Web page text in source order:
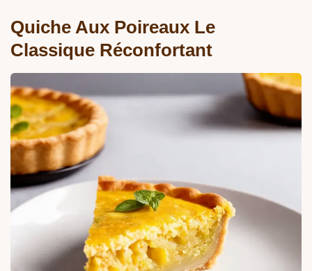
Quiche Aux Poireaux Le
Classique Réconfortant